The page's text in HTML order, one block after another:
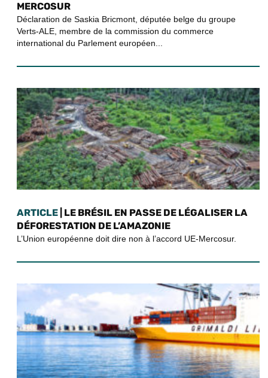
MERCOSUR
Déclaration de Saskia Bricmont, députée belge du groupe
Verts-ALE, membre de la commission du commerce
international du Parlement européen...
ARTICLE | LE BRÉSIL EN PASSE DE LÉGALISER LA
DÉFORESTATION DE L’AMAZONIE
L’Union européenne doit dire non à l’accord UE-Mercosur.